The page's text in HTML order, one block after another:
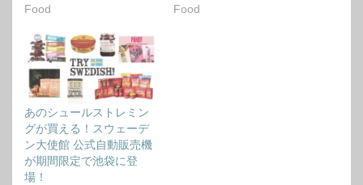
Food
Food
あのシュールストレミン
グが買える！スウェーデ
ン大使館 公式自動販売機
が期間限定で池袋に登
場！